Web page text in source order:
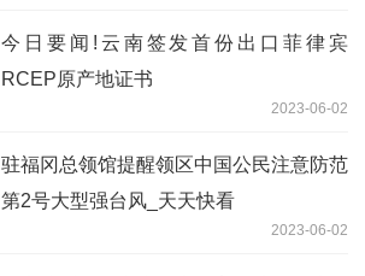
今日要闻!云南签发首份出口菲律宾
RCEP原产地证书
2023-06-02
驻福冈总领馆提醒领区中国公民注意防范
第2号大型强台风_天天快看
2023-06-02